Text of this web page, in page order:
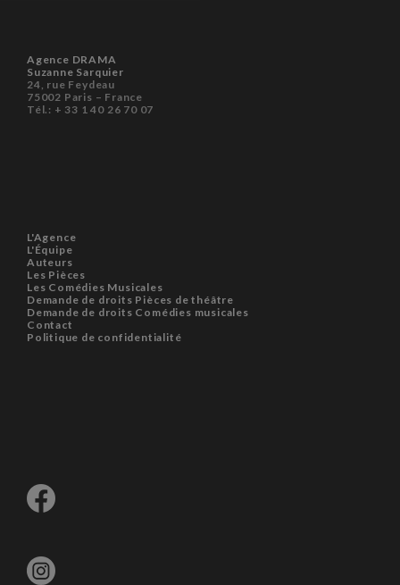
Agence DRAMA
Suzanne Sarquier
24, rue Feydeau
75002 Paris – France
Tél.: + 33 1 40 26 70 07
L'Agence
L'Équipe
Auteurs
Les Pièces
Les Comédies Musicales
Demande de droits Pièces de théâtre
Demande de droits Comédies musicales
Contact
Politique de confidentialité